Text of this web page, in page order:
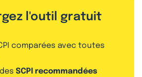
l'outil gratuit
comparées avec toutes
SCPI recommandées